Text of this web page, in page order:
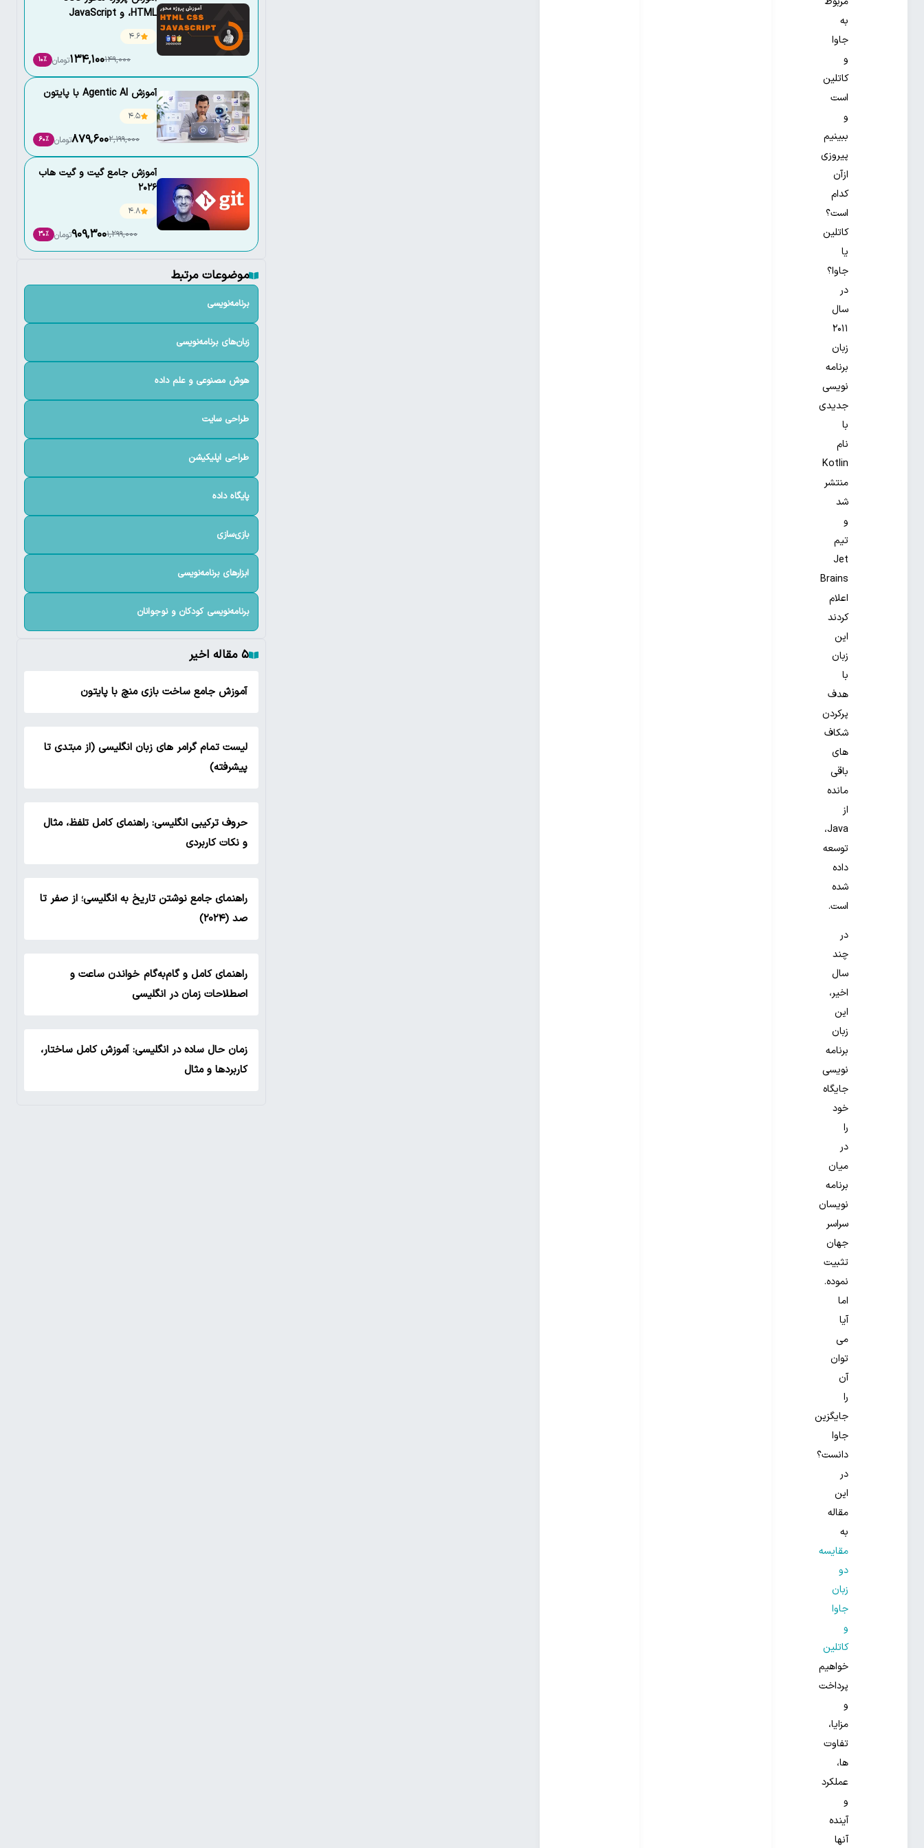
به
جاوا
و
کاتلین
است
و
ببینیم
پیروزی
ازآن
کدام
است؟
کاتلین
یا
جاوا؟
در
سال
۲۰۱۱
زبان
برنامه
نویسی
جدیدی
با
نام
Kotlin
منتشر
شد
و
تیم
Jet
Brains
اعلام
کردند
این
زبان
با
هدف
پرکردن
شکاف
های
باقی
مانده
از
Java،
توسعه
داده
شده
است.
در
چند
سال
اخیر،
این
زبان
برنامه
نویسی
جایگاه
خود
را
در
میان
برنامه
نویسان
سراسر
جهان
تثبیت
نموده.
اما
آیا
می
توان
آن
را
جایگزین
جاوا
دانست؟
در
این
مقاله
به
مقایسه
دو
زبان
جاوا
و
کاتلین
خواهیم
پرداخت
و
مزایا،
تفاوت
ها،
عملکرد
و
آینده
آنها
،HTML و JavaScript
4.6
149,000
134,100تومان 10٪
آموزش Agentic AI با پایتون
4.5
2,199,000
879,600تومان 60٪
آموزش جامع گیت و گیت هاب
2026
4.8
1,299,000
909,300تومان 30٪
موضوعات مرتبط
برنامه‌نویسی
زبان‌های برنامه‌نویسی
هوش مصنوعی و علم داده
طراحی سایت
طراحی اپلیکیشن
پایگاه داده
بازی‌سازی
ابزارهای برنامه‌نویسی
برنامه‌نویسی کودکان و نوجوانان
۵ مقاله اخیر
آموزش جامع ساخت بازی منچ با پایتون
لیست تمام گرامر های زبان انگلیسی (از مبتدی تا
پیشرفته)
حروف ترکیبی انگلیسی: راهنمای کامل تلفظ، مثال
و نکات کاربردی
راهنمای جامع نوشتن تاریخ به انگلیسی؛ از صفر تا
صد (۲۰۲۴)
راهنمای کامل و گام‌به‌گام خواندن ساعت و
اصطلاحات زمان در انگلیسی
زمان حال ساده در انگلیسی: آموزش کامل ساختار،
کاربردها و مثال